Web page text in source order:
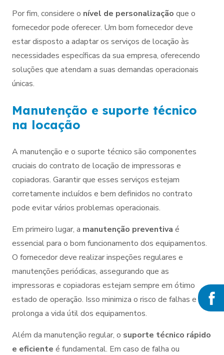
Por fim, considere o nível de personalização que o
fornecedor pode oferecer. Um bom fornecedor deve
estar disposto a adaptar os serviços de locação às
necessidades específicas da sua empresa, oferecendo
soluções que atendam a suas demandas operacionais
únicas.
Manutenção e suporte técnico
na locação
A manutenção e o suporte técnico são componentes
cruciais do contrato de locação de impressoras e
copiadoras. Garantir que esses serviços estejam
corretamente incluídos e bem definidos no contrato
pode evitar vários problemas operacionais.
Em primeiro lugar, a manutenção preventiva é
essencial para o bom funcionamento dos equipamentos.
O fornecedor deve realizar inspeções regulares e
manutenções periódicas, assegurando que as
impressoras e copiadoras estejam sempre em ótimo
estado de operação. Isso minimiza o risco de falhas e
prolonga a vida útil dos equipamentos.
Além da manutenção regular, o suporte técnico rápido
e eficiente é fundamental. Em caso de falha ou